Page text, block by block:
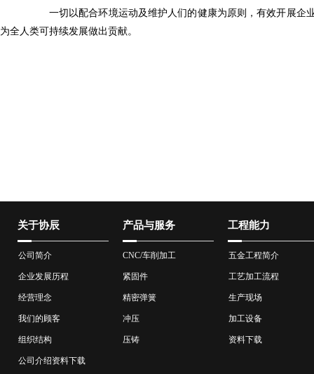
一切以配合环境运动及维护人们的健康为原则，有效开展企
为全人类可持续发展做出贡献。
关于协辰
公司简介
企业发展历程
经营理念
我们的顾客
组织结构
公司介绍资料下载
产品与服务
CNC/车削加工
紧固件
精密弹簧
冲压
压铸
工程能力
五金工程简介
工艺加工流程
生产现场
加工设备
资料下载